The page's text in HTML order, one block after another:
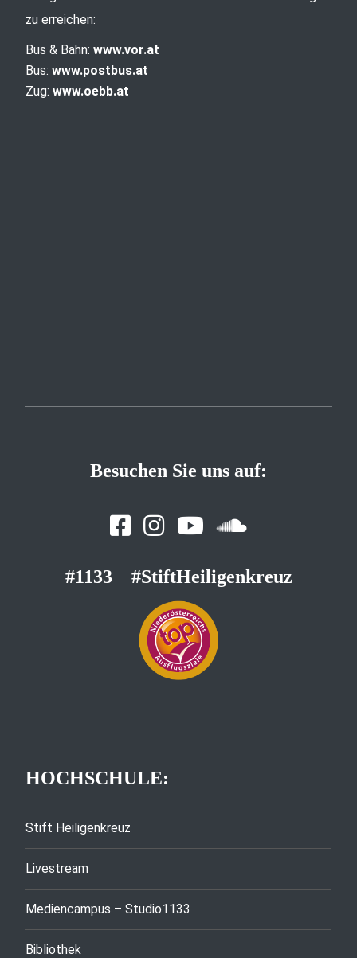
zu erreichen:
Bus & Bahn: www.vor.at
Bus: www.postbus.at
Zug: www.oebb.at
Besuchen Sie uns auf:
#1133 #StiftHeiligenkreuz
HOCHSCHULE:
Stift Heiligenkreuz
Livestream
Mediencampus – Studio1133
Bibliothek